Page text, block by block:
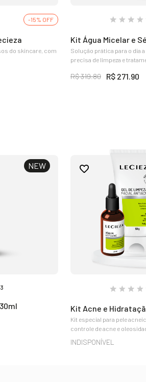
-15% OFF
do skincare, com
Kit Água Micelar e
Solução prática para o dia
precisa de limpeza e
R$ 319.80 R$ 271.90
NEW
3
Kit Acne e
Kit especial para pele
controle de acne e
INDISPONÍVEL